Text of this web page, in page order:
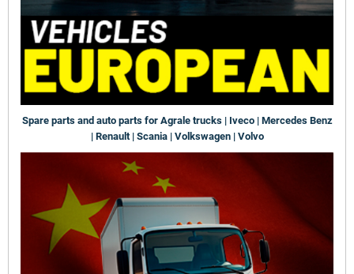
Spare parts and auto parts for Agrale trucks | Iveco | Mercedes Benz
| Renault | Scania | Volkswagen | Volvo